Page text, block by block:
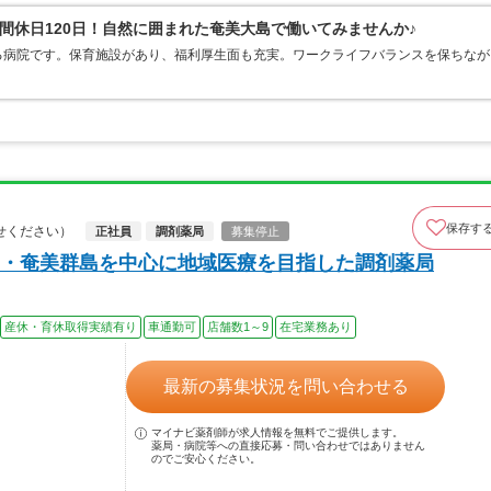
休日120日！自然に囲まれた奄美大島で働いてみませんか♪
院です。保育施設があり、福利厚生面も充実。ワークライフバランスを保ちなが
ださい） 正社員 調剤薬局 募集停止 保存す
美群島を中心に地域医療を目指した調剤薬局
産休・育休取得実績有り 車通勤可 店舗数1～9 在宅業務あり
最新の募集状況を問い合わせる
マイナビ薬剤師が求人情報を無料でご提供します。
薬局・病院等への直接応募・問い合わせではありません
のでご安心ください。